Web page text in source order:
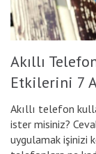
Akıllı
Etkilerini 7
Akıllı telefon
ister misiniz?
uygulamak işinizi